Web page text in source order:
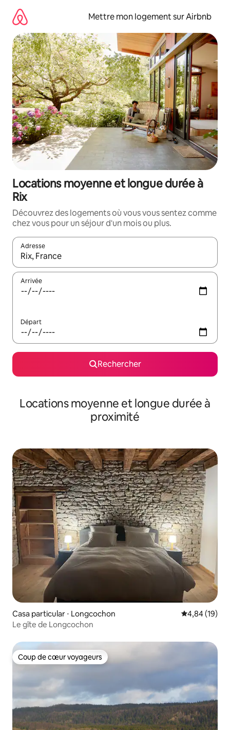
directement
contenu
Mettre mon logement sur Airbnb
Locations moyenne et longue durée à
Rix
Découvrez des logements où vous vous sentez comme
chez vous pour un séjour d'un mois ou plus.
Adresse
Lorsque les résultats s'affichent, utilisez les flèches vers le
Arrivée
Départ
Rechercher
Locations moyenne et longue durée à
proximité
Casa particular ⋅ Longcochon Évaluation
4,84 (19)
Le gîte de Longcochon
Coup de cœur voyageurs
Coup de cœur voyageurs